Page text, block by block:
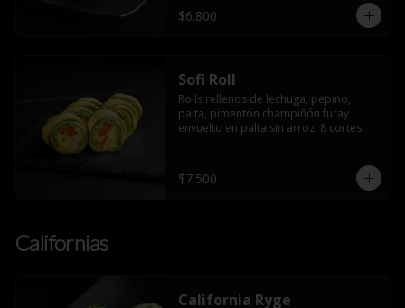
$6.800
Sofi Roll
Rolls rellenos de lechuga, pepino,
palta, pimentón champiñón furay
envuelto en palta sin arroz. 8 cortes
$7.500
Californias
California Ryge